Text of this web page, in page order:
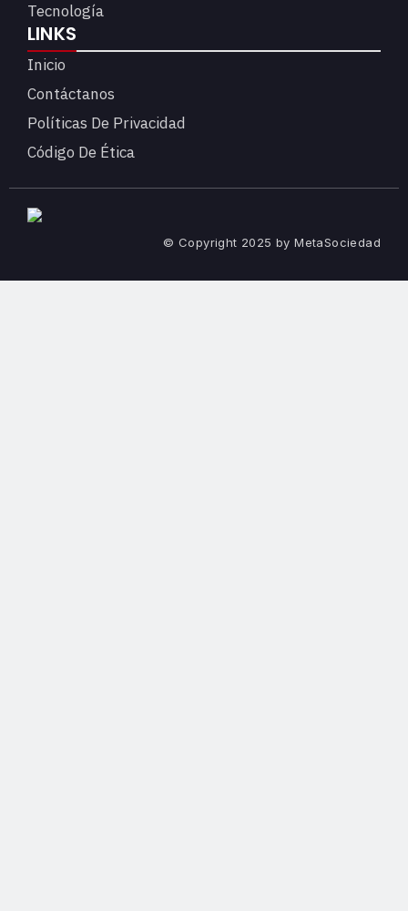
Tecnología
LINKS
Inicio
Contáctanos
Políticas De Privacidad
Código De Ética
© Copyright 2025 by MetaSociedad